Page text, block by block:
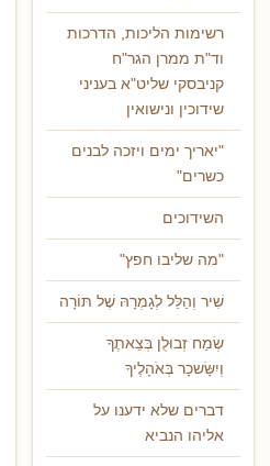
רשימות הליכות, הדרכות
וד"ת ממרן הגר"ח
קניבסקי שליט"א בעניני
שידוכין ונישואין
"יאריך ימים ויזכה לבנים
כשרים"
השידוכים
"מה שליבו חפץ"
שִׁיר וְהַלֵּל לְגָמְרָהּ שֶׁל תּוֹרָה
שְׂמַח זְבוּלֻן בְּצֵאתֶךָ
וְיִשָּׂשכָר בְּאֹהָלֶיךָ
דברים שלא ידענו על
אליהו הנביא